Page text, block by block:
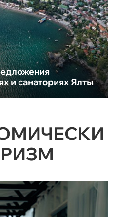
и санаториях Ялты